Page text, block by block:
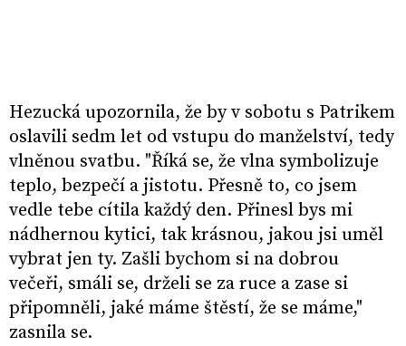
Hezucká upozornila, že by v sobotu s Patrikem
oslavili sedm let od vstupu do manželství, tedy
vlněnou svatbu. "Říká se, že vlna symbolizuje
teplo, bezpečí a jistotu. Přesně to, co jsem
vedle tebe cítila každý den. Přinesl bys mi
nádhernou kytici, tak krásnou, jakou jsi uměl
vybrat jen ty. Zašli bychom si na dobrou
večeři, smáli se, drželi se za ruce a zase si
připomněli, jaké máme štěstí, že se máme,"
zasnila se.